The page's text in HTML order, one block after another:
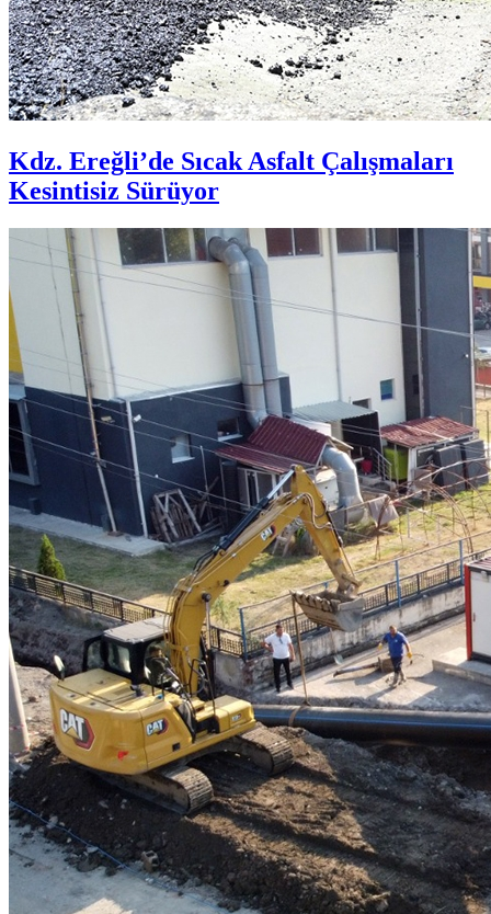
Kdz. Ereğli’de Sıcak Asfalt Çalışmaları
Kesintisiz Sürüyor